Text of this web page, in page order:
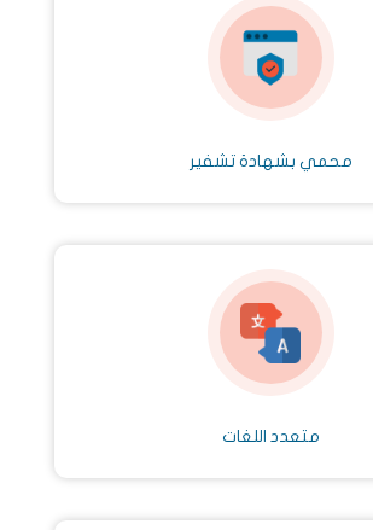
محمي بشهادة تشفير
متعدد اللغات